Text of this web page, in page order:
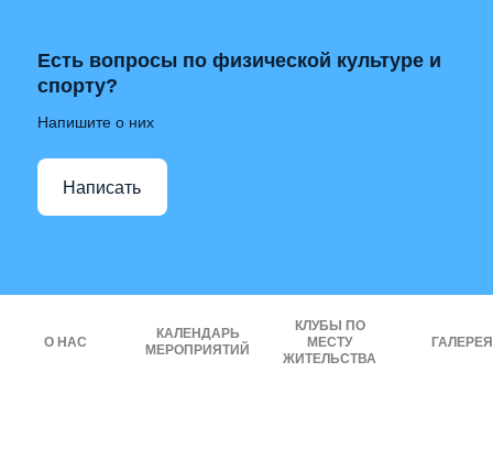
Есть вопросы по физической культуре и
спорту?
Напишите о них
Написать
О НАС
КАЛЕНДАРЬ
МЕРОПРИЯТИЙ
КЛУБЫ ПО
МЕСТУ
ЖИТЕЛЬСТВА
ГАЛЕРЕЯ